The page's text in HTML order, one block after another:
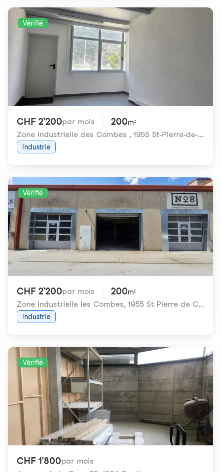
Vérifié
CHF 2'200par mois 200m²
Zone industrielle des Combes , 1955 St-Pierre-de-Clages
Industrie
Vérifié
CHF 2'200par mois 200m²
Zone Industrielle les Combes, 1955 St-Pierre-de-Clages
Industrie
Vérifié
CHF 1'800par mois